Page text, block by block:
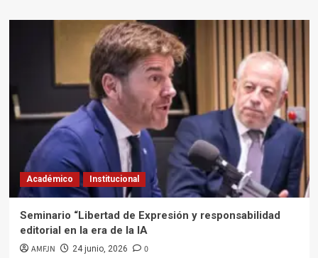
Académico Institucional
Seminario “Libertad de Expresión y responsabilidad
editorial en la era de la IA
AMFJN 24 junio, 2026 0